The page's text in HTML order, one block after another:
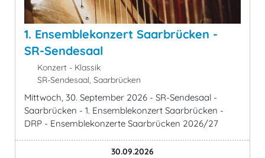
1. Ensemblekonzert Saarbrücken -
SR-Sendesaal
Konzert - Klassik
SR-Sendesaal, Saarbrücken
Mittwoch, 30. September 2026 - SR-Sendesaal -
Saarbrücken - 1. Ensemblekonzert Saarbrücken -
DRP - Ensemblekonzerte Saarbrücken 2026/27
30.09.2026